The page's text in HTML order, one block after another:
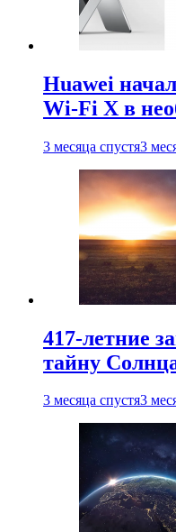
Huawei
Wi-Fi X в
3 месяца спустя3
417-летние
тайну
3 месяца спустя3